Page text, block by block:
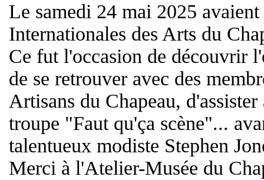
Le samedi 24 mai 2025
Internationales des Arts du
Ce fut l'occasion de découvrir
de se retrouver avec des
Artisans du Chapeau,
troupe "Faut qu'ça scène"...
talentueux modiste Stephen
Merci à l'Atelier-Musée du